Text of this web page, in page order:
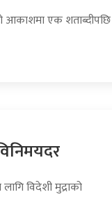
आकाशमा एक शताब्दीपछि
विदेशी मुद्राको